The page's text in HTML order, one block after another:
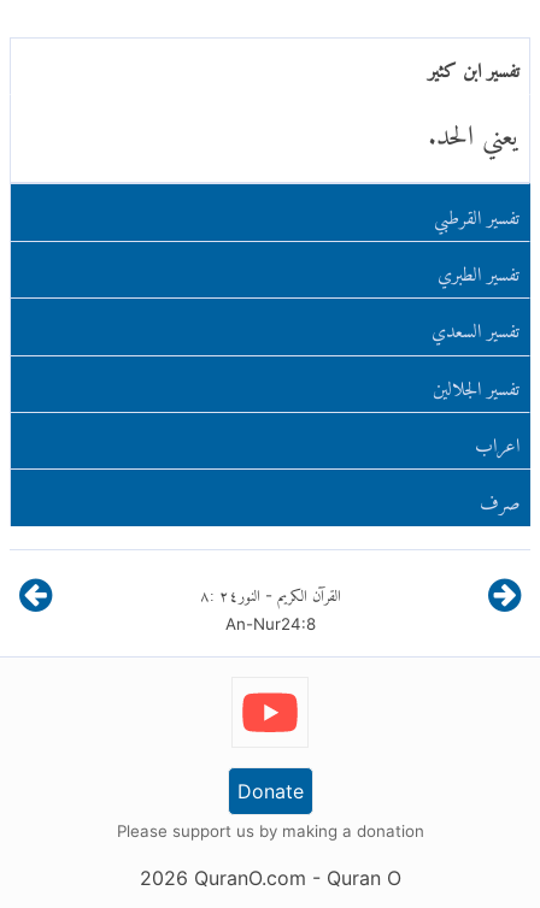
تفسير ابن كثير
يعني الحد.
تفسير القرطبي
تفسير الطبري
تفسير السعدي
تفسير الجلالين
اعراب
صرف
القرآن الكريم - النور٢٤:٨
An-Nur24:8
Donate
Please support us by making a donation
2026 QuranO.com - Quran O